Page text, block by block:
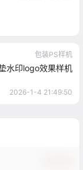
包装PS样机
水印logo效果样机
2026-1-4 21:49:50